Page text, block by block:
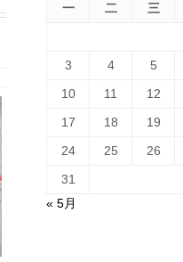
一 二 三
3
4 5
10
11 12
17
18 19
24
25 26
31
« 5月